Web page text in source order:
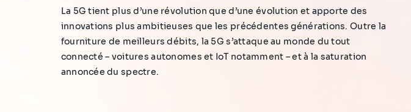
La 5G tient plus d’une révolution que d’une évolution et apporte des
innovations plus ambitieuses que les précédentes générations. Outre la
fourniture de meilleurs débits, la 5G s’attaque au monde du tout
connecté – voitures autonomes et IoT notamment – et à la saturation
annoncée du spectre.